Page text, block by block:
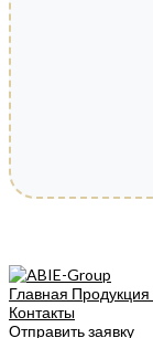
Главная Продукция
Контакты
Отправить заявку